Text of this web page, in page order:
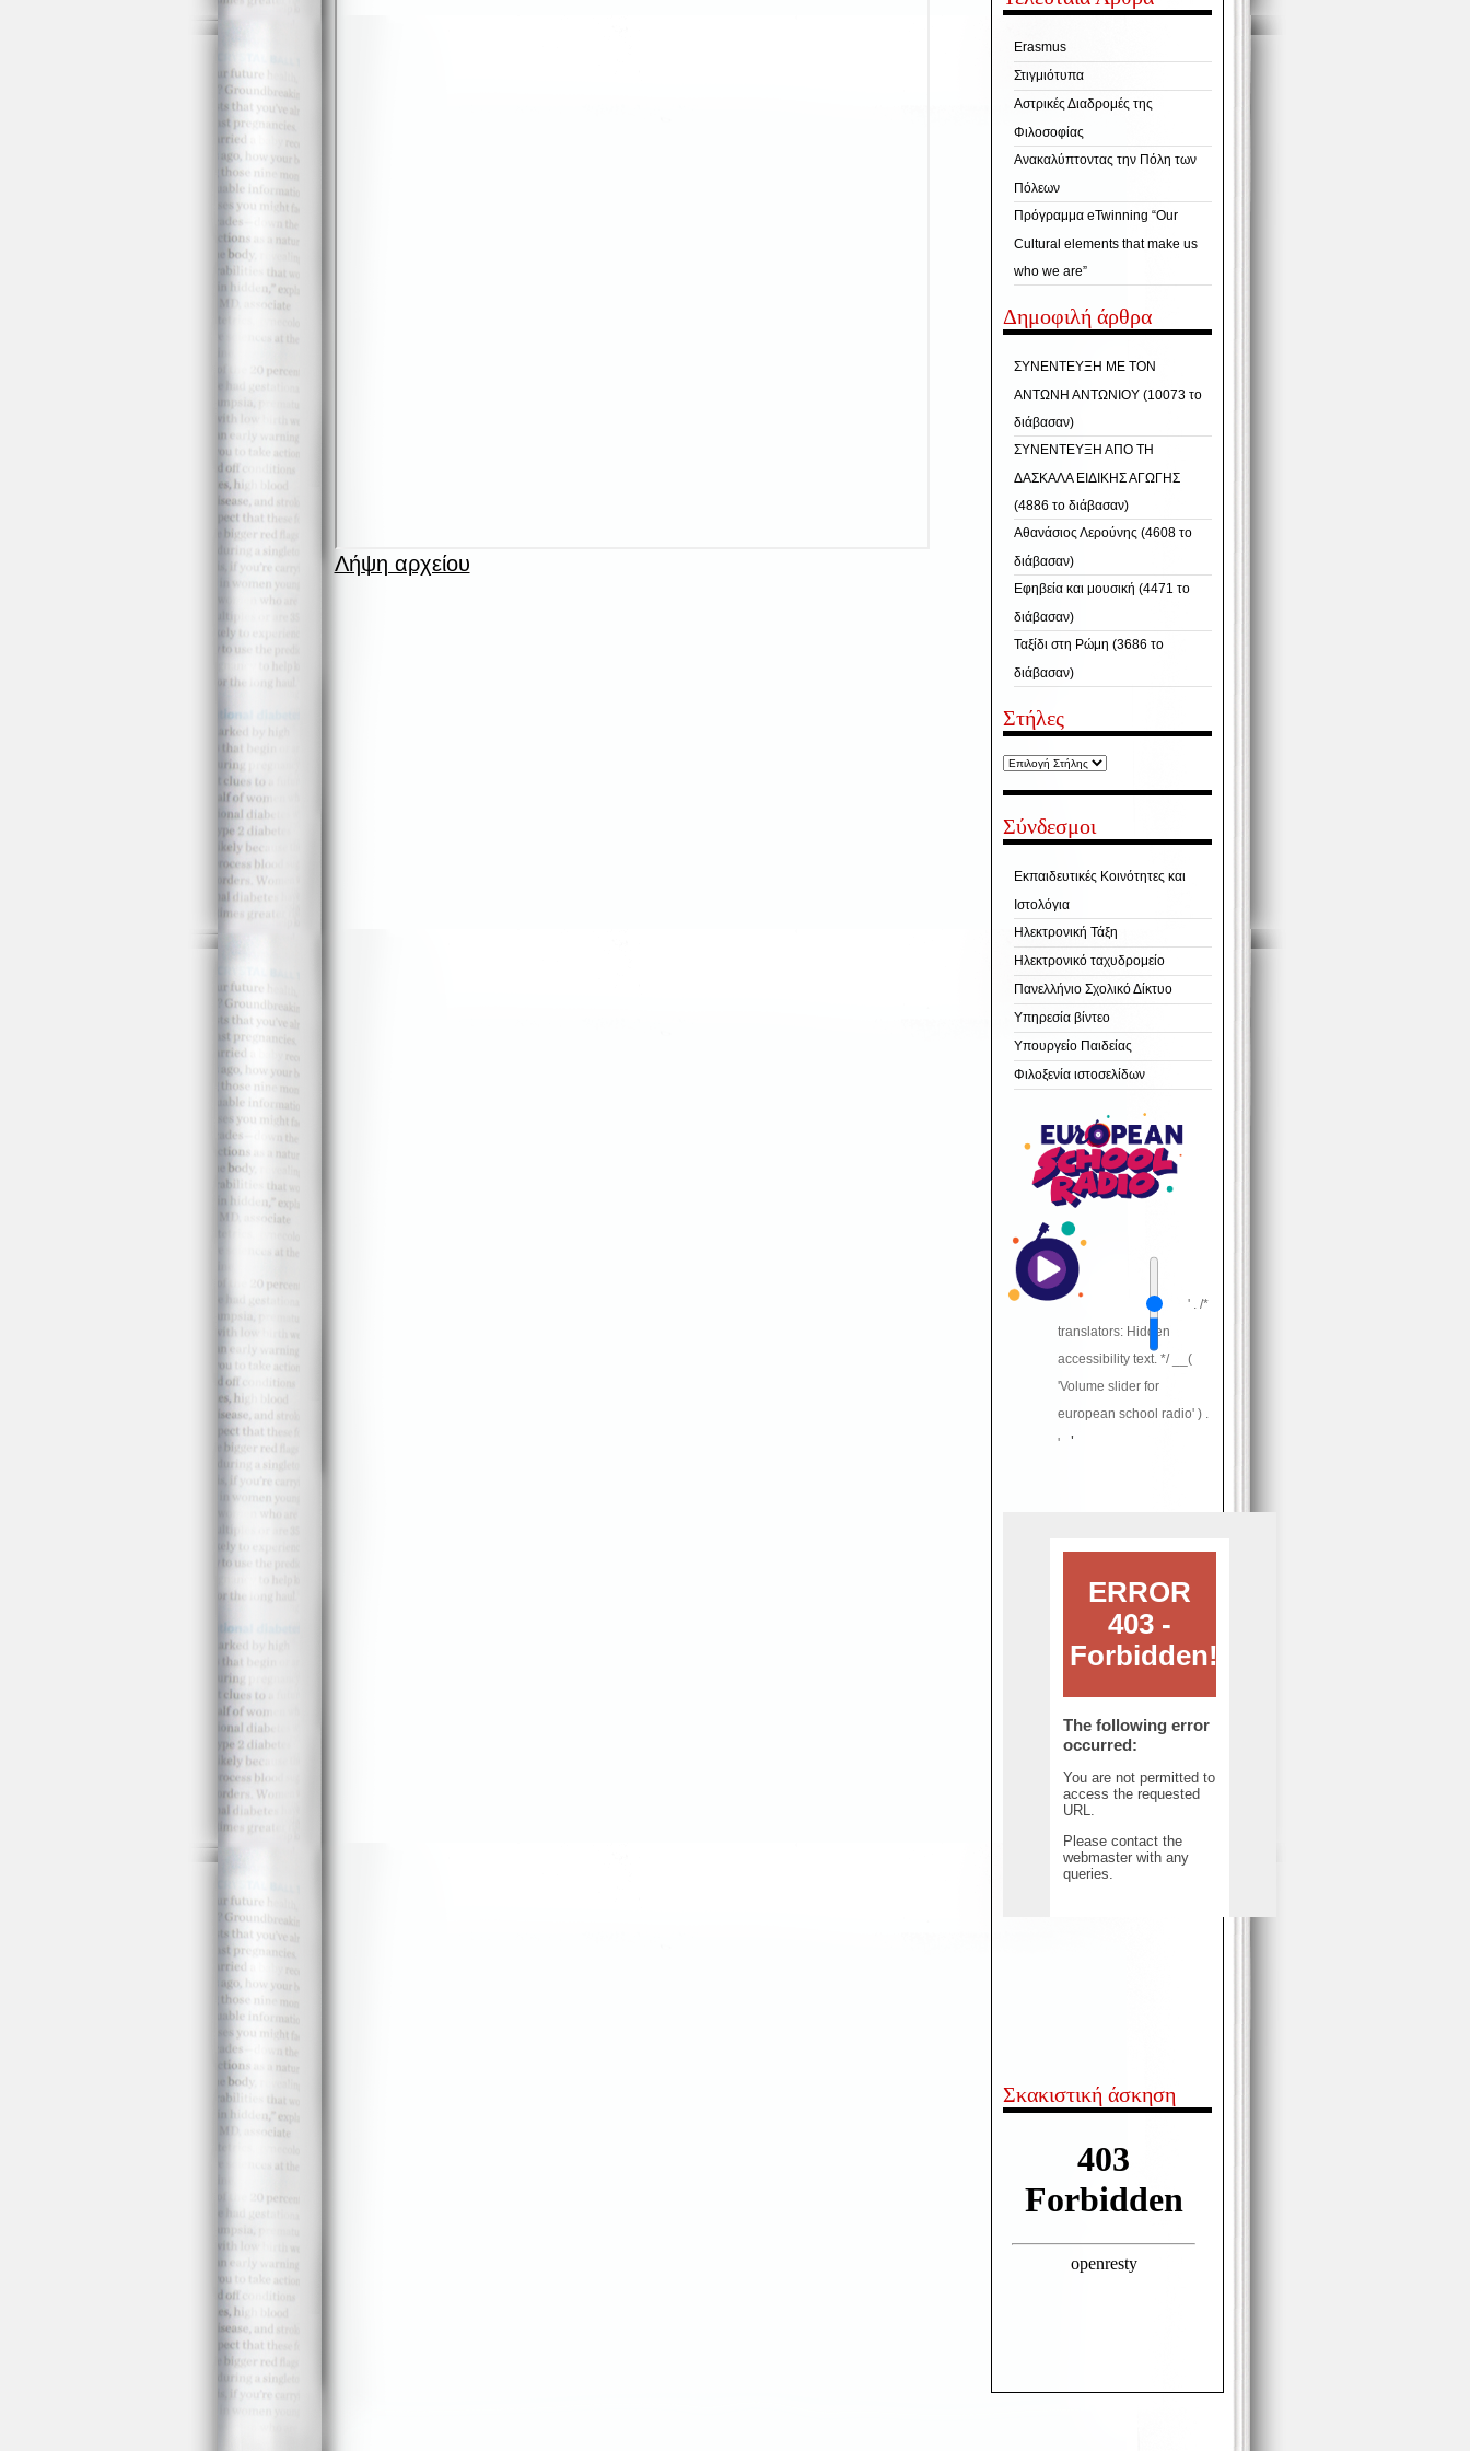
Λήψη αρχείου
Erasmus
Στιγμιότυπα
Αστρικές Διαδρομές της
Φιλοσοφίας
Ανακαλύπτοντας την Πόλη των
Πόλεων
Πρόγραμμα eTwinning “Our
Cultural elements that make us
who we are”
Δημοφιλή άρθρα
ΣΥΝΕΝΤΕΥΞΗ ΜΕ ΤΟΝ
ΑΝΤΩΝΗ ΑΝΤΩΝΙΟΥ (10073 το
διάβασαν)
ΣΥΝΕΝΤΕΥΞΗ ΑΠΟ ΤΗ
ΔΑΣΚΑΛΑ ΕΙΔΙΚΗΣ ΑΓΩΓΗΣ
(4886 το διάβασαν)
Αθανάσιος Λερούνης (4608 το
διάβασαν)
Εφηβεία και μουσική (4471 το
διάβασαν)
Ταξίδι στη Ρώμη (3686 το
διάβασαν)
Στήλες
Σύνδεσμοι
Εκπαιδευτικές Κοινότητες και
Ιστολόγια
Ηλεκτρονική Τάξη
Ηλεκτρονικό ταχυδρομείο
Πανελλήνιο Σχολικό Δίκτυο
Υπηρεσία βίντεο
Υπουργείο Παιδείας
Φιλοξενία ιστοσελίδων
' . /*
translators: Hidden
accessibility text. */ __(
'Volume slider for
european school radio' ) .
'
'
Σκακιστική άσκηση